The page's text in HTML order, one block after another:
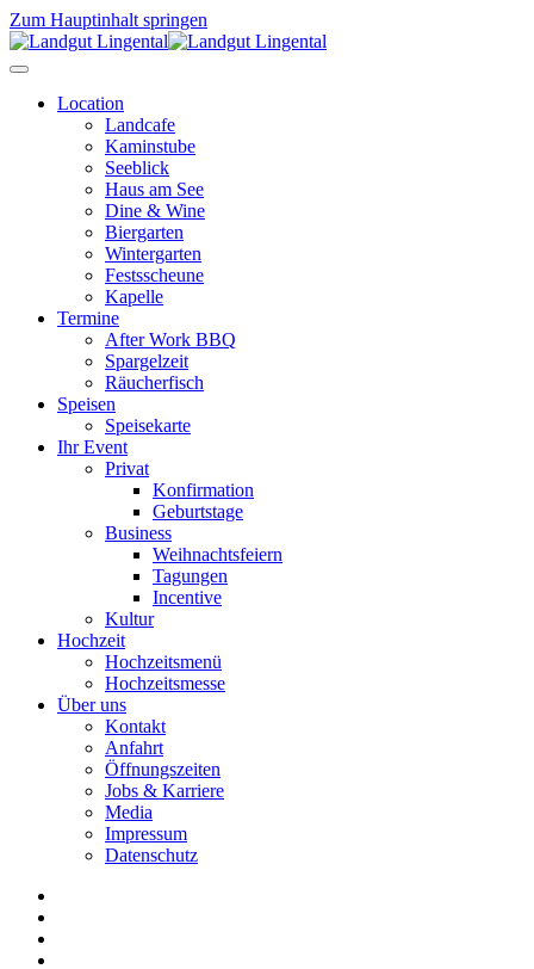
Zum Hauptinhalt springen
Location
Landcafe
Kaminstube
Seeblick
Haus am See
Dine & Wine
Biergarten
Wintergarten
Festsscheune
Kapelle
Termine
After Work BBQ
Spargelzeit
Räucherfisch
Speisen
Speisekarte
Ihr Event
Privat
Konfirmation
Geburtstage
Business
Weihnachtsfeiern
Tagungen
Incentive
Kultur
Hochzeit
Hochzeitsmenü
Hochzeitsmesse
Über uns
Kontakt
Anfahrt
Öffnungszeiten
Jobs & Karriere
Media
Impressum
Datenschutz